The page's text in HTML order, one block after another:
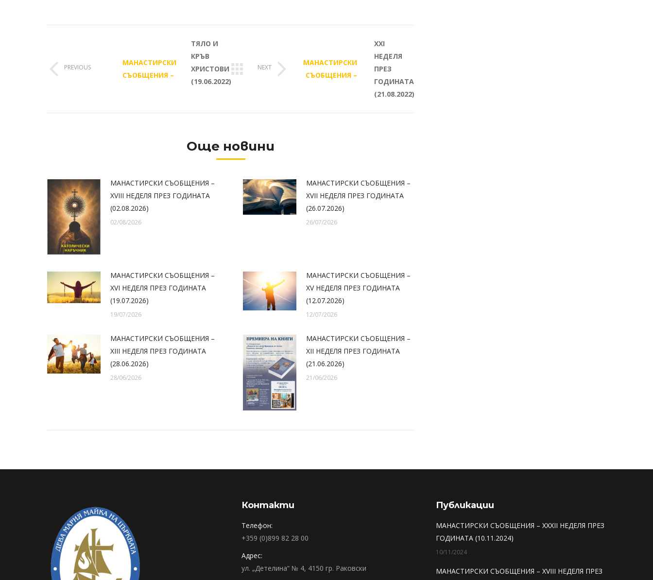
PREVIOUS
МАНАСТИРСКИ
СЪОБЩЕНИЯ –
ТЯЛО И
КРЪВ
ХРИСТОВИ
(19.06.2022)
NEXT
МАНАСТИРСКИ
СЪОБЩЕНИЯ –
XXI
НЕДЕЛЯ
ПРЕЗ
ГОДИНАТА
(21.08.2022)
Още новини
МАНАСТИРСКИ СЪОБЩЕНИЯ –
XVIII НЕДЕЛЯ ПРЕЗ ГОДИНАТА
(02.08.2026)
02/08/2026
МАНАСТИРСКИ СЪОБЩЕНИЯ –
XVII НЕДЕЛЯ ПРЕЗ ГОДИНАТА
(26.07.2026)
26/07/2026
МАНАСТИРСКИ СЪОБЩЕНИЯ –
XVI НЕДЕЛЯ ПРЕЗ ГОДИНАТА
(19.07.2026)
19/07/2026
МАНАСТИРСКИ СЪОБЩЕНИЯ –
XV НЕДЕЛЯ ПРЕЗ ГОДИНАТА
(12.07.2026)
12/07/2026
МАНАСТИРСКИ СЪОБЩЕНИЯ –
XIII НЕДЕЛЯ ПРЕЗ ГОДИНАТА
(28.06.2026)
28/06/2026
МАНАСТИРСКИ СЪОБЩЕНИЯ –
XII НЕДЕЛЯ ПРЕЗ ГОДИНАТА
(21.06.2026)
21/06/2026
Контакти
Телефон:
+359 (0)899 82 28 00
Адрес:
ул. „Детелина“ № 4, 4150 гр. Раковски
Публикации
МАНАСТИРСКИ СЪОБЩЕНИЯ – XXXII НЕДЕЛЯ ПРЕЗ
ГОДИНАТА (10.11.2024)
10/11/2024
МАНАСТИРСКИ СЪОБЩЕНИЯ – XVIII НЕДЕЛЯ ПРЕЗ